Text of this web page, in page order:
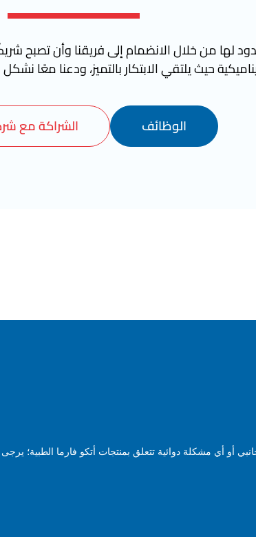
لها من خلال الانضمام إلى فريقنا وأن تصبح
حيث يلتقي الابتكار بالتميز، ودعنا معًا
الوظائف الشراكة مع
أو أي مشكلة دوائية تتعلق بمنتجات أتكو فارما الطبية؛ يرجى